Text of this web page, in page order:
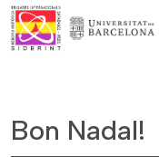
Bon Nadal!